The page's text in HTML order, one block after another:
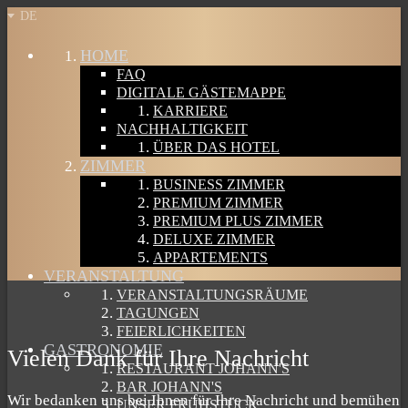
DE
HOME
FAQ
DIGITALE GÄSTEMAPPE
KARRIERE
NACHHALTIGKEIT
ÜBER DAS HOTEL
ZIMMER
BUSINESS ZIMMER
PREMIUM ZIMMER
PREMIUM PLUS ZIMMER
DELUXE ZIMMER
APPARTEMENTS
VERANSTALTUNG
VERANSTALTUNGSRÄUME
TAGUNGEN
FEIERLICHKEITEN
GASTRONOMIE
RESTAURANT JOHANN'S
BAR JOHANN'S
UNSER FRÜHSTÜCK
Vielen Dank für Ihre Nachricht
Wir bedanken uns bei Ihnen für Ihre Nachricht und bemühen